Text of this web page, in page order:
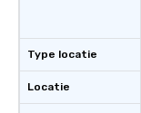
Type locatie
Locatie